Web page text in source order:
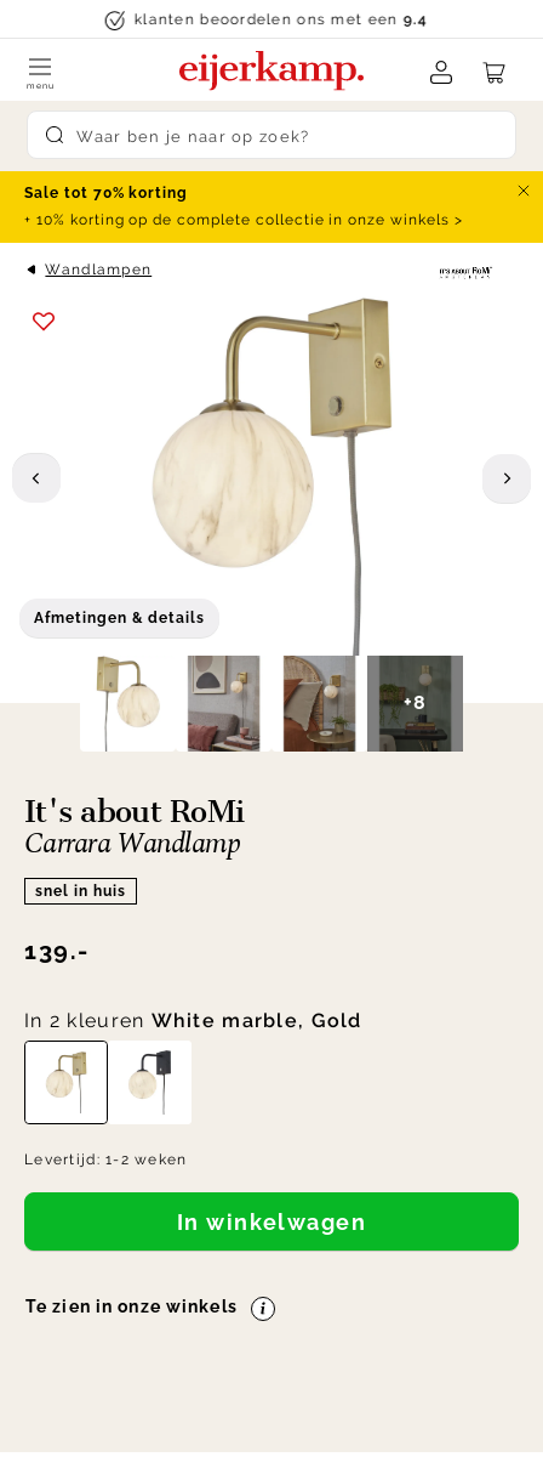
Skip to contentklanten beoordelen ons met een9.4
Submit search
menu
Sale tot 70% korting
+ 10% korting op de complete collectie in onze winkels >
Wandlampen
Afmetingen & details
+8
It's about RoMi
Carrara Wandlamp
snel in huis
139.-
In 2 kleuren White marble, Gold
Levertijd:1-2 weken
In winkelwagen
Te zien in onze winkels